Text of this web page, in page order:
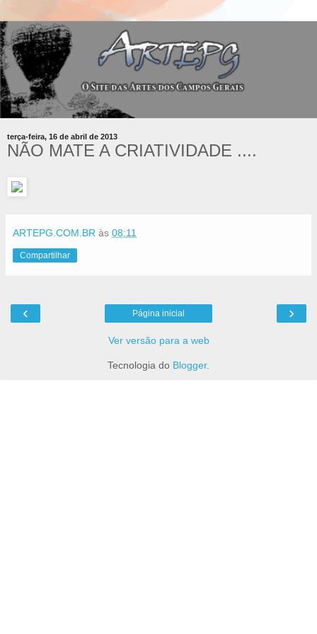
terça-feira, 16 de abril de 2013
NÃO MATE A CRIATIVIDADE ....
ARTEPG.COM.BR às 08:11
Compartilhar
‹ ›
Página inicial
Ver versão para a web
Tecnologia do Blogger.